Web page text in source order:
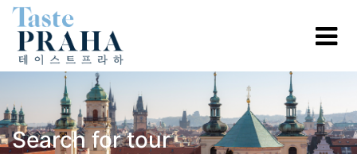
Search for tour